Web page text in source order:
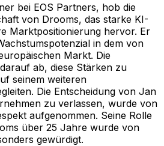
bei EOS Partners, hob die
von Drooms, das starke KI-
Marktpositionierung hervor. Er
in dem von
Markt. Die
ab, diese Stärken zu
seinem weiteren
Die Entscheidung von Jan
zu verlassen, wurde von
aufgenommen. Seine Rolle
über 25 Jahre wurde von
gewürdigt.